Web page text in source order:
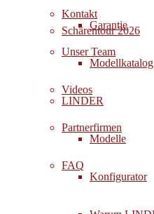
Schärentour 2026
Garantie
LINDER
Modelle
Konfigurator
Kontakt
Unser Team
Videos
Partnerfirmen
FAQ